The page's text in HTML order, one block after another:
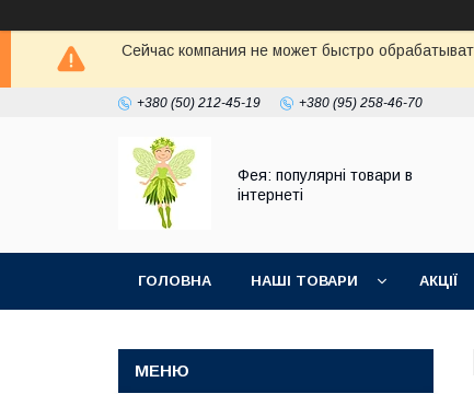
Сейчас компания не может быстро
+380 (50) 212-45-19 +380 (95) 258-46-70
Фея: популярні товари в
інтернеті
ГОЛОВНА НАШІ ТОВАРИ АКЦІЇ